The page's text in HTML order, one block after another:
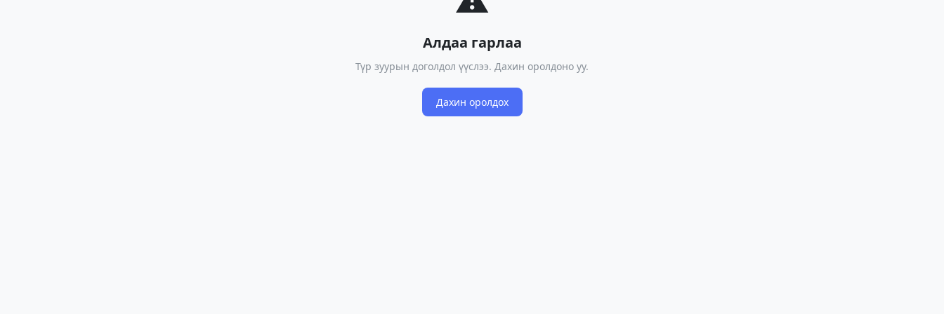
Алдаа гарлаа
Түр зуурын доголдол үүслээ. Дахин оролдоно уу.
Дахин оролдох